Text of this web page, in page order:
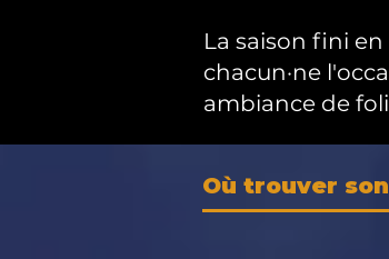
La saison fini
chacun·ne
ambiance de
Où trouver